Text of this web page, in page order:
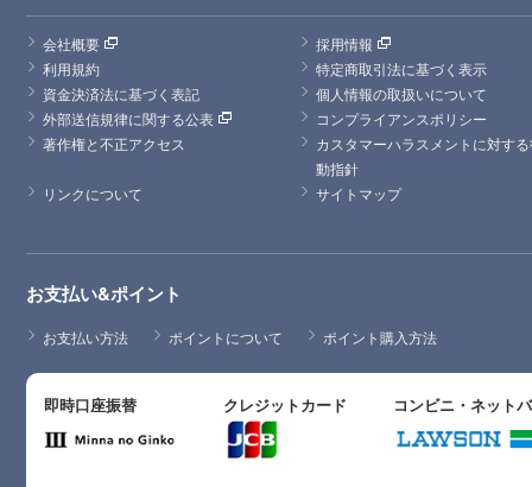
会社概要
採用情報
利用規約
特定商取引法に基づく表示
資金決済法に基づく表記
個人情報の取扱いについて
外部送信規律に関する公表
コンプライアンスポリシー
著作権と不正アクセス
カスタマーハラスメントに対す
動指針
リンクについて
サイトマップ
お支払い&ポイント
お支払い方法 ポイントについて ポイント購入方法
即時口座振替 クレジットカード コンビニ・ネット